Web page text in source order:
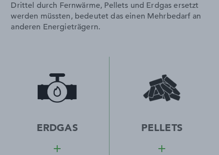
Drittel durch Fernwärme, Pellets und Erdgas ersetzt
werden müssten, bedeutet das einen Mehrbedarf an
anderen Energieträgern.
ERDGAS
add
PELLETS
add